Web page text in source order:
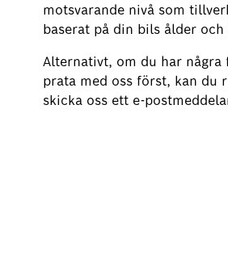
motsvarande nivå som
baserat på din bils ålder
Alternativt, om du har
prata med oss först, kan du
skicka oss ett e-